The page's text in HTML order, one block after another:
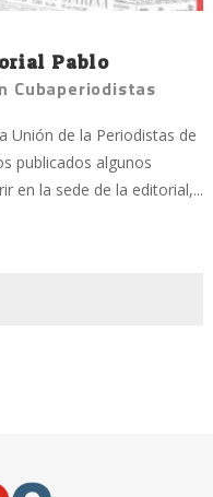
Pablo
Cubaperiodistas
Unión de la Periodistas de
publicados algunos
en la sede de la editorial,...